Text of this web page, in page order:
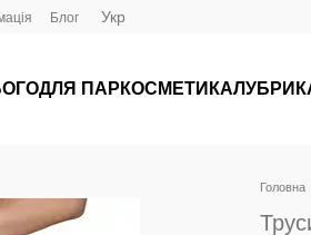
Блог Укр
ДЛЯ ПАР КОСМЕТИКА
Головна